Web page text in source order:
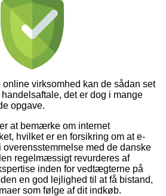
online virksomhed kan de sådan set
det er dog i mange
opgave.
at bemærke om internet
hvilket er en forsikring om at e-
med de danske
regelmæssigt revurderes af
inden for vedtægterne på
en god lejlighed til at få bistand,
som følge af dit indkøb.